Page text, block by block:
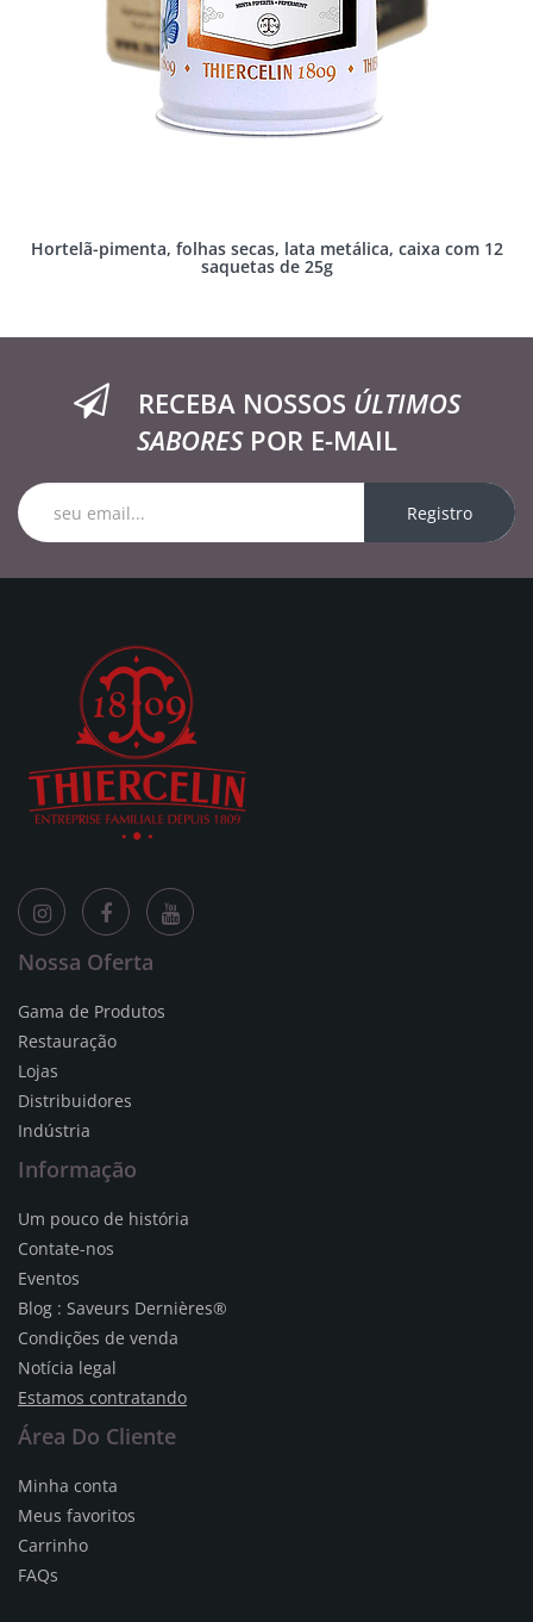
Hortelã-pimenta, folhas secas, lata metálica, caixa com 12
saquetas de 25g
RECEBA NOSSOS ÚLTIMOS
SABORESPOR E-MAIL
Registro
Nossa Oferta
Gama de Produtos
Restauração
Lojas
Distribuidores
Indústria
Informação
Um pouco de história
Contate-nos
Eventos
Blog : Saveurs Dernières®
Condições de venda
Notícia legal
Estamos contratando
Área Do Cliente
Minha conta
Meus favoritos
Carrinho
FAQs